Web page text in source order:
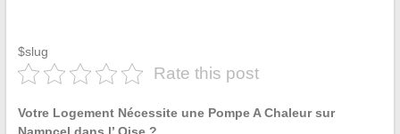
$slug
Rate this post
Votre Logement Nécessite une Pompe A Chaleur sur